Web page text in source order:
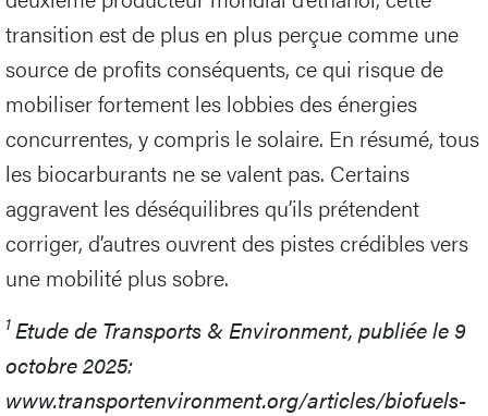
transition est de plus en plus perçue comme une
source de profits conséquents, ce qui risque de
mobiliser fortement les lobbies des énergies
concurrentes, y compris le solaire. En résumé, tous
les biocarburants ne se valent pas. Certains
aggravent les déséquilibres qu’ils prétendent
corriger, d’autres ouvrent des pistes crédibles vers
une mobilité plus sobre.
1 Etude de Transports & Environment, publiée le 9
octobre 2025:
www.transportenvironment.org/articles/biofuels-